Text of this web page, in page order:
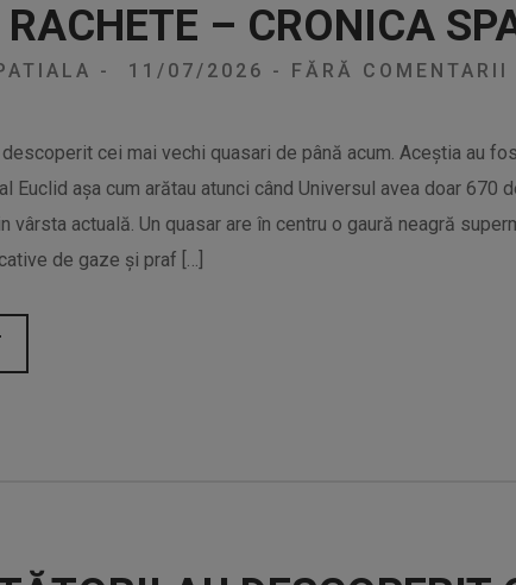
– CRONICA
- 11/07/2026 - FĂRĂ COMENTARII
cei mai vechi quasari de până acum. Aceștia au
Euclid așa cum arătau atunci când Universul avea doar 670
vârsta actuală. Un quasar are în centru o gaură neagră
de gaze și praf […]